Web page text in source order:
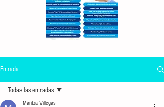
Entrada
Todas las entradas
Maritza Villegas